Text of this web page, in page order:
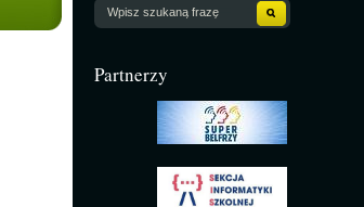
Partnerzy